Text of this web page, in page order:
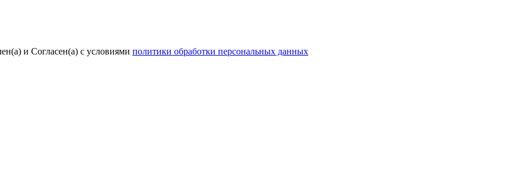
и Согласен(а) с условиями политики обработки персональных данных